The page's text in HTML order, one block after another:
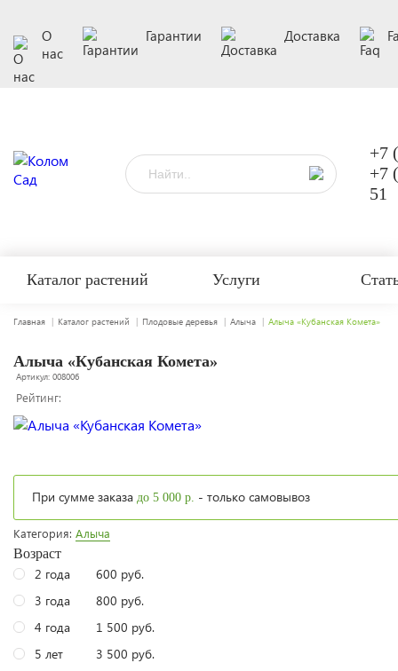
О
нас
Гарантии Доставка
+7
+7
51
Каталог растений Услуги
Главная Каталог растений Плодовые деревья Алыча Алыча «Кубанская Комета»
Алыча «Кубанская Комета»
Артикул: 008006
Рейтинг:
При сумме заказа до 5 000 р. - только самовывоз
Категория: Алыча
Возраст
2 года
600 руб.
3 года
800 руб.
4 года
1 500 руб.
5 лет
3 500 руб.